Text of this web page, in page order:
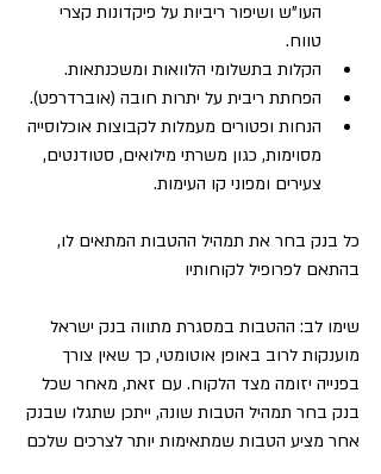
העו"ש ושיפור ריביות על פיקדונות קצרי
טווח.
הקלות בתשלומי הלוואות ומשכנתאות.
הפחתת ריבית על יתרות חובה (אוברדרפט).
הנחות ופטורים מעמלות לקבוצות אוכלוסייה
מסוימות, כגון משרתי מילואים, סטודנטים,
צעירים ומפוני קו העימות.
כל בנק בחר את תמהיל ההטבות המתאים לו,
בהתאם לפרופיל לקוחותיו
שימו לב: ההטבות במסגרת מתווה בנק ישראל
מוענקות לרוב באופן אוטומטי, כך שאין צורך
בפנייה יזומה מצד הלקוח. עם זאת, מאחר שכל
בנק בחר תמהיל הטבות שונה, ייתכן שתגלו שבנק
אחר מציע הטבות שמתאימות יותר לצרכים שלכם